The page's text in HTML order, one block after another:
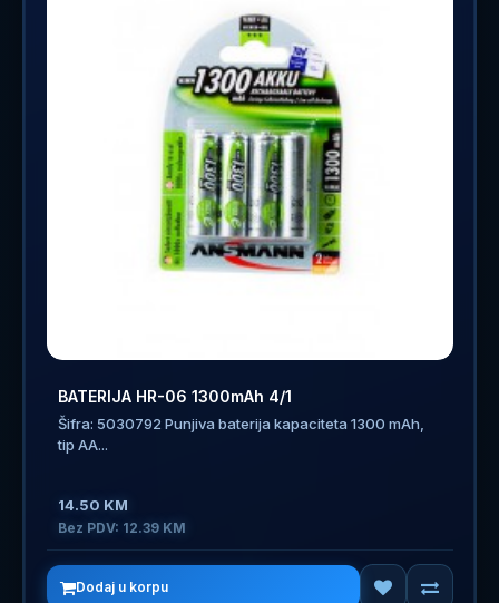
BATERIJA HR-06 1300mAh 4/1
Šifra: 5030792 Punjiva baterija kapaciteta 1300 mAh,
tip AA...
14.50 KM
Bez PDV: 12.39 KM
Dodaj u korpu